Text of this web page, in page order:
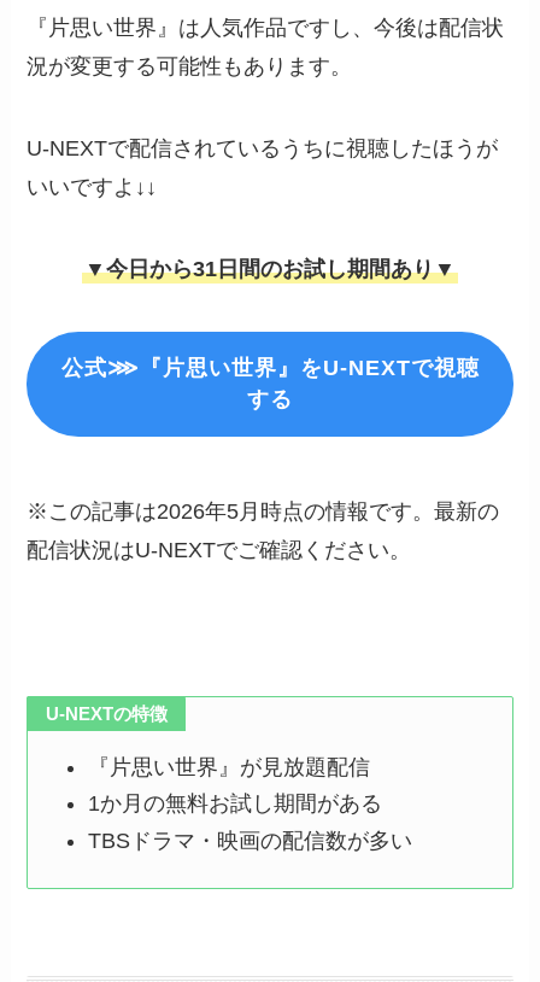
『片思い世界』は人気作品ですし、今後は配信状
況が変更する可能性もあります。
U-NEXTで配信されているうちに視聴したほうが
いいですよ↓↓
▼今日から31日間のお試し期間あり▼
公式⋙『片思い世界』をU-NEXTで視聴
する
※この記事は2026年5月時点の情報です。最新の
配信状況はU-NEXTでご確認ください。
U-NEXTの特徴
『片思い世界』が見放題配信
1か月の無料お試し期間がある
TBSドラマ・映画の配信数が多い